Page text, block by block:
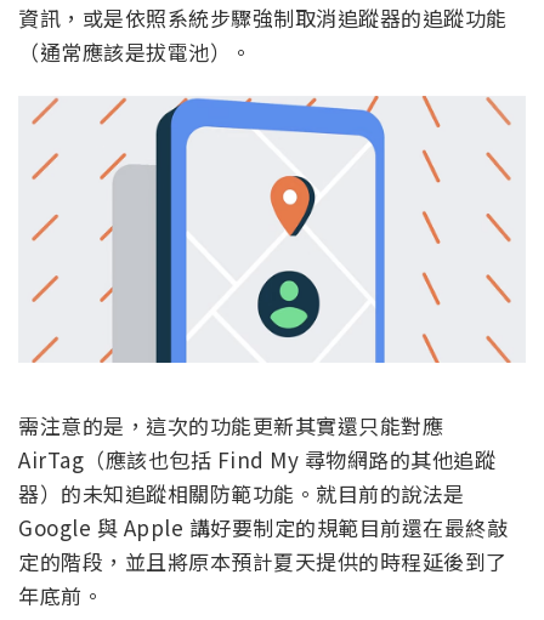
資訊，或是依照系統步驟強制取消追蹤器的追蹤功能
（通常應該是拔電池）。
需注意的是，這次的功能更新其實還只能對應
AirTag（應該也包括 Find My 尋物網路的其他追蹤
器）的未知追蹤相關防範功能。就目前的說法是
Google 與 Apple 講好要制定的規範目前還在最終敲
定的階段，並且將原本預計夏天提供的時程延後到了
年底前。